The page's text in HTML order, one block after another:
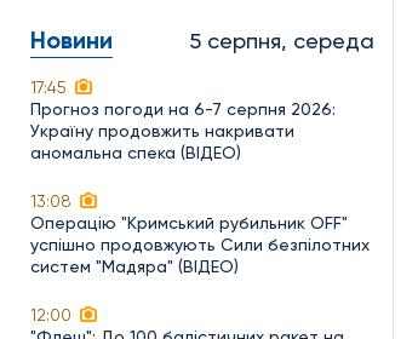
Новини 5 серпня, середа
17:45
Прогноз погоди на 6-7 серпня 2026:
Україну продовжить накривати
аномальна спека (ВІДЕО)
13:08
Операцію "Кримський рубильник OFF"
успішно продовжують Сили безпілотних
систем "Мадяра" (ВІДЕО)
12:00